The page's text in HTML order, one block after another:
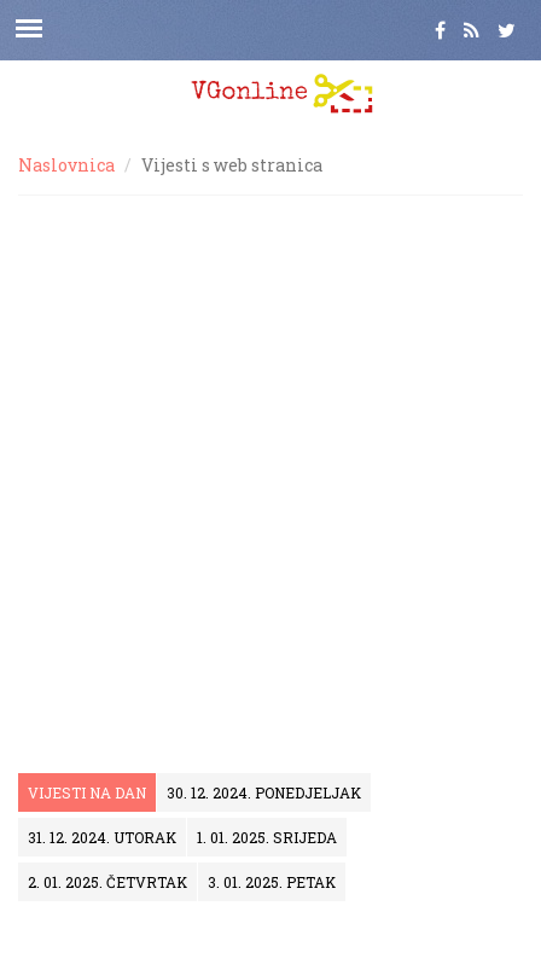
Naslovnica Vijesti s web stranica
VIJESTI NA DAN 30. 12. 2024. PONEDJELJAK
31. 12. 2024. UTORAK 1. 01. 2025. SRIJEDA
2. 01. 2025. ČETVRTAK 3. 01. 2025. PETAK